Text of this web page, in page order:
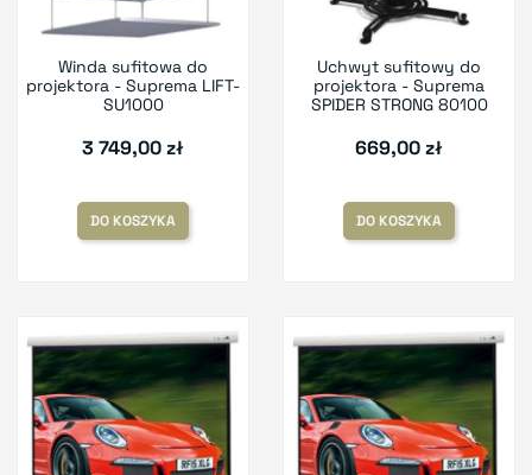
Winda sufitowa do
projektora - Suprema LIFT-
SU1000
3 749,00 zł
DO KOSZYKA
Uchwyt sufitowy do
projektora - Suprema
SPIDER STRONG 80100
669,00 zł
DO KOSZYKA